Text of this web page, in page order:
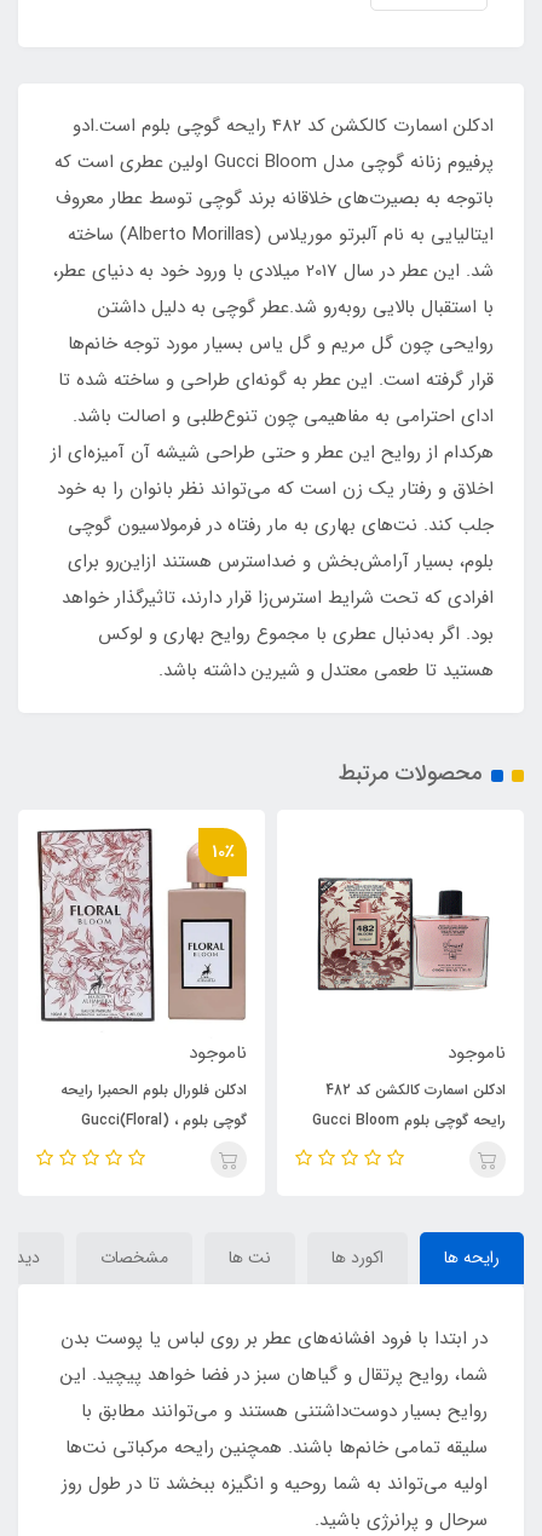
ادکلن اسمارت کالکشن کد 482 رایحه گوچی بلوم است.ادو
پرفیوم زنانه گوچی مدل Gucci Bloom اولین عطری است که
باتوجه به بصیرت‌های خلاقانه برند گوچی توسط عطار معروف
ایتالیایی به نام آلبرتو موریلاس (Alberto Morillas) ساخته
شد. این عطر در سال 2017 میلادی با ورود خود به دنیای عطر،
با استقبال بالایی روبه‌رو شد.عطر گوچی به دلیل داشتن
روایحی چون گل مریم و گل یاس بسیار مورد توجه خانم‌ها
قرار گرفته است. این عطر به گونه‌ای طراحی و ساخته شده تا
ادای احترامی به مفاهیمی چون تنوع‌طلبی و اصالت باشد.
هرکدام از روایح این عطر و حتی طراحی شیشه آن آمیزه‌ای از
اخلاق و رفتار یک زن است که می‌تواند نظر بانوان را به خود
جلب کند. نت‌های بهاری به مار رفتاه در فرمولاسیون گوچی
بلوم، بسیار آرامش‌بخش و ضداسترس هستند ازاین‌رو برای
افرادی که تحت شرایط استرس‌زا قرار دارند، تاثیرگذار خواهد
بود. اگر به‌دنبال عطری با مجموع روایح بهاری و لوکس
هستید تا طعمی معتدل و شیرین داشته باشد.
محصولات مرتبط
ناموجود
ادکلن اسمارت کالکشن کد 482
رایحه گوچی بلوم Gucci Bloom
10٪
ناموجود
ادکلن فلورال بلوم الحمبرا رایحه
گوچی بلوم ، Gucci(Floral)
Bloom
رایحه ها اکورد ها نت ها مشخصات
در ابتدا با فرود افشانه‌های عطر بر روی لباس یا پوست بدن
شما، روایح پرتقال و گیاهان سبز در فضا خواهد پیچید. این
روایح بسیار دوست‌داشتنی هستند و می‌توانند مطابق با
سلیقه تمامی خانم‌ها باشند. همچنین رایحه مرکباتی نت‌ها
اولیه می‌تواند به شما روحیه و انگیزه ببخشد تا در طول روز
سرحال و پرانرژی باشید.